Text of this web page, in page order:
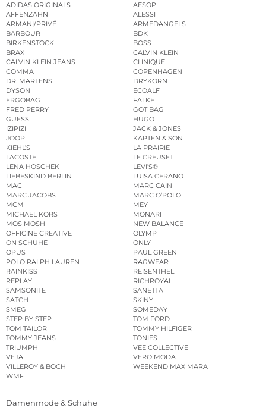
ADIDAS ORIGINALS
AESOP
AFFENZAHN
ALESSI
ARMANI/PRIVÉ
ARMEDANGELS
BARBOUR
BDK
BIRKENSTOCK
BOSS
BRAX
CALVIN KLEIN
CALVIN KLEIN JEANS
CLINIQUE
COMMA
COPENHAGEN
DR. MARTENS
DRYKORN
DYSON
ECOALF
ERGOBAG
FALKE
FRED PERRY
GOT BAG
GUESS
HUGO
IZIPIZI
JACK & JONES
JOOP!
KAPTEN & SON
KIEHL’S
LA PRAIRIE
LACOSTE
LE CREUSET
LENA HOSCHEK
LEVI’S®
LIEBESKIND BERLIN
LUISA CERANO
MAC
MARC CAIN
MARC JACOBS
MARC O’POLO
MCM
MEY
MICHAEL KORS
MONARI
MOS MOSH
NEW BALANCE
OFFICINE CREATIVE
OLYMP
ON SCHUHE
ONLY
OPUS
PAUL GREEN
POLO RALPH LAUREN
RAGWEAR
RAINKISS
REISENTHEL
REPLAY
RICHROYAL
SAMSONITE
SANETTA
SATCH
SKINY
SMEG
SOMEDAY
STEP BY STEP
TOM FORD
TOM TAILOR
TOMMY HILFIGER
TOMMY JEANS
TONIES
TRIUMPH
VEE COLLECTIVE
VEJA
VERO MODA
VILLEROY & BOCH
WEEKEND MAX MARA
WMF
Damenmode & Schuhe